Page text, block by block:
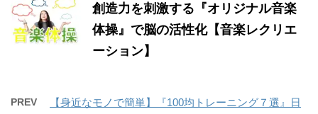
創造力を刺激する『オリジナル音楽
体操』で脳の活性化【音楽レクリエ
ーション】
PREV
【身近なモノで簡単】『100均トレーニング７選』日